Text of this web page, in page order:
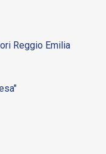
Reggio Emilia